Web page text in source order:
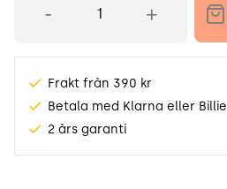
- +
Frakt från 390 kr
Betala med Klarna eller Billie
2 års garanti